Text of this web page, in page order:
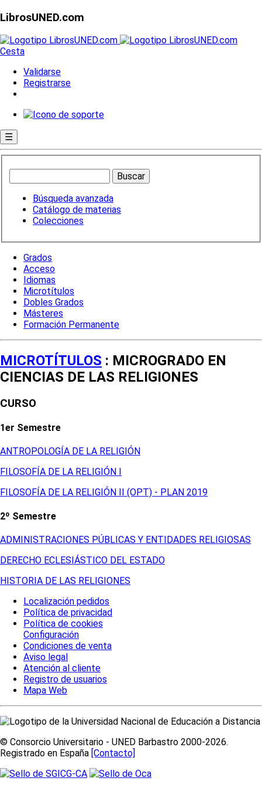
LibrosUNED.com
Cesta
Validarse
Registrarse
☰
Búsqueda avanzada
Catálogo de materias
Colecciones
Grados
Acceso
Idiomas
Microtítulos
Dobles Grados
Másteres
Formación Permanente
MICROTÍTULOS : MICROGRADO EN
CIENCIAS DE LAS RELIGIONES
CURSO
1er Semestre
ANTROPOLOGÍA DE LA RELIGIÓN
FILOSOFÍA DE LA RELIGIÓN I
FILOSOFÍA DE LA RELIGIÓN II (OPT) - PLAN 2019
2º Semestre
ADMINISTRACIONES PÚBLICAS Y ENTIDADES RELIGIOSAS
DERECHO ECLESIÁSTICO DEL ESTADO
HISTORIA DE LAS RELIGIONES
Localización pedidos
Política de privacidad
Política de cookies
Configuración
Condiciones de venta
Aviso legal
Atención al cliente
Registro de usuarios
Mapa Web
© Consorcio Universitario - UNED Barbastro 2000-2026.
Registrado en España [Contacto]